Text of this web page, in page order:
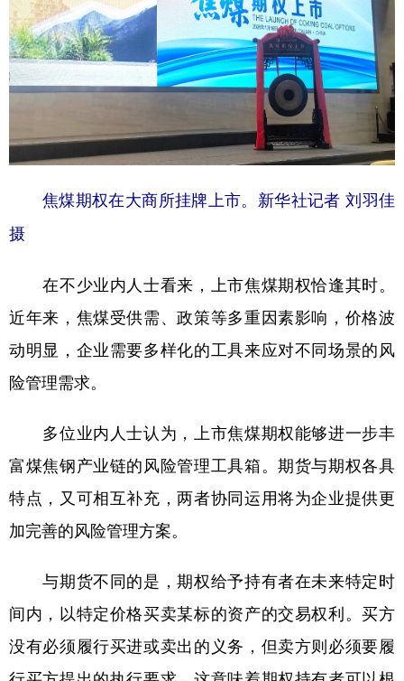
辽宁 吉林 上海 江苏
浙江 安徽 福建 江西
山东 河南 湖北 湖南
海南
四川 贵州 西藏
陕西 甘肃 青海 宁夏
English Español Français عربى
Русский язык
焦煤期权在大商所挂牌上市。新华社记者 刘羽佳
摄
在不少业内人士看来，上市焦煤期权恰逢其时。
近年来，焦煤受供需、政策等多重因素影响，价格波
动明显，企业需要多样化的工具来应对不同场景的风
险管理需求。
多位业内人士认为，上市焦煤期权能够进一步丰
富煤焦钢产业链的风险管理工具箱。期货与期权各具
特点，又可相互补充，两者协同运用将为企业提供更
加完善的风险管理方案。
与期货不同的是，期权给予持有者在未来特定时
间内，以特定价格买卖某标的资产的交易权利。买方
没有必须履行买进或卖出的义务，但卖方则必须要履